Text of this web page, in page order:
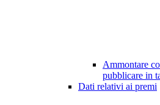
Ammontare
pubblicare in
Dati relativi ai premi